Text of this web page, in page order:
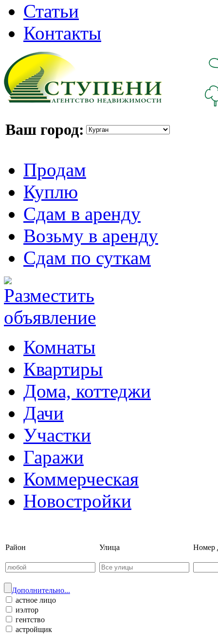
Статьи
Контакты
Ваш город:
Продам
Куплю
Сдам в аренду
Возьму в аренду
Сдам по суткам
Комнаты
Квартиры
Дома, коттеджи
Дачи
Участки
Гаражи
Коммерческая
Новостройки
Район Улица Номер
Дополнительно...
астное лицо
иэлтор
гентство
астройщик